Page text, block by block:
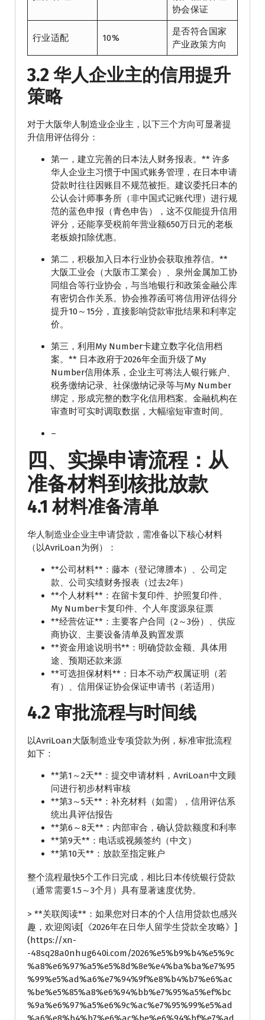
协会保证
行业适配 10%
是否符合国家
产业政策方向
3.2 华人企业主的信用提升
策略
对于大阪华人制造业企业主，以下三个方向可显著提
升信用评估得分：
第一，建立完善的日本法人财务报表。** 许多
华人企业主习惯于中国式账务管理，在日本申请
贷款时往往因账目不规范被拒。建议委托日本的
公认会计师事务所（非中国式记账代理）进行规
范的蓝色申报（青色申告），这不仅能提升信用
评分，还能享受税前年营业额650万日元的老板
老板娘扣除优惠。
第二，积极加入日本行业协会获取推荐信。**
大阪工业会（大阪市工業会）、泉州金属加工协
同组合等行业协会，与当地银行和政策金融公库
有密切合作关系。协会推荐函可将信用评估得分
提升10～15分，直接影响贷款审批结果和利率定
价。
第三，利用My Number卡建立数字化信用档
案。** 日本政府于2026年全面升级了My
Number信用体系，企业主可将法人银行账户、
税务缴纳记录、社保缴纳记录等与My Number
绑定，形成完整的数字化信用档案。金融机构在
审查时可实时调取数据，大幅缩短审查时间。
–
四、实操申请流程：从
准备材料到核批放款
4.1 材料准备清单
华人制造业企业主申请贷款，需准备以下核心材料
（以AvriLoan为例）：
**公司材料**：藤本（登记簿謄本）、公司定
款、公司实绩财务报表（过去2年）
**个人材料**：在留卡复印件、护照复印件、
My Number卡复印件、个人年度源泉征票
**经营佐证**：主要客户合同（2～3份）、供应
商协议、主要设备清单及购置发票
**资金用途说明书**：明确贷款金额、具体用
途、预期还款来源
**可选担保材料**：日本不动产权属证明（若
有）、信用保证协会保证申请书（若适用）
4.2 审批流程与时间线
以AvriLoan大阪制造业专项贷款为例，标准审批流程
如下：
**第1～2天**：提交申请材料，AvriLoan中文顾
问进行初步材料审核
**第3～5天**：补充材料（如需），信用评估系
统出具评估报告
**第6～8天**：内部审合，确认贷款额度和利率
**第9天**：电话或视频签约（中文）
**第10天**：放款至指定账户
整个流程最快5个工作日完成，相比日本传统银行贷款
（通常需要1.5～3个月）具有显著速度优势。
> **关联阅读**：如果您对日本的个人信用贷款也感兴
趣，欢迎阅读[《2026年在日华人留学生贷款全攻略》]
(https://xn-
-48sq28a0nhug640i.com/2026%e5%b9%b4%e5%9c
%a8%e6%97%a5%e5%8d%8e%e4%ba%ba%e7%95
%99%e5%ad%a6%e7%94%9f%e8%b4%b7%e6%ac
%be%e5%85%a8%e6%94%bb%e7%95%a5%ef%bc
%9a%e6%97%a5%e6%9c%ac%e7%95%99%e5%ad